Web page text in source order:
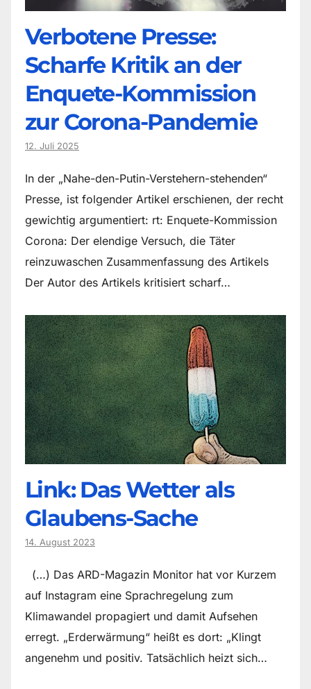
Verbotene Presse:
Scharfe Kritik an der
Enquete-Kommission
zur Corona-Pandemie
12. Juli 2025
In der „Nahe-den-Putin-Verstehern-stehenden“
Presse, ist folgender Artikel erschienen, der recht
gewichtig argumentiert: rt: Enquete-Kommission
Corona: Der elendige Versuch, die Täter
reinzuwaschen Zusammenfassung des Artikels
Der Autor des Artikels kritisiert scharf…
Link: Das Wetter als
Glaubens-Sache
14. August 2023
(…) Das ARD-Magazin Monitor hat vor Kurzem
auf Instagram eine Sprachregelung zum
Klimawandel propagiert und damit Aufsehen
erregt. „Erderwärmung“ heißt es dort: „Klingt
angenehm und positiv. Tatsächlich heizt sich…